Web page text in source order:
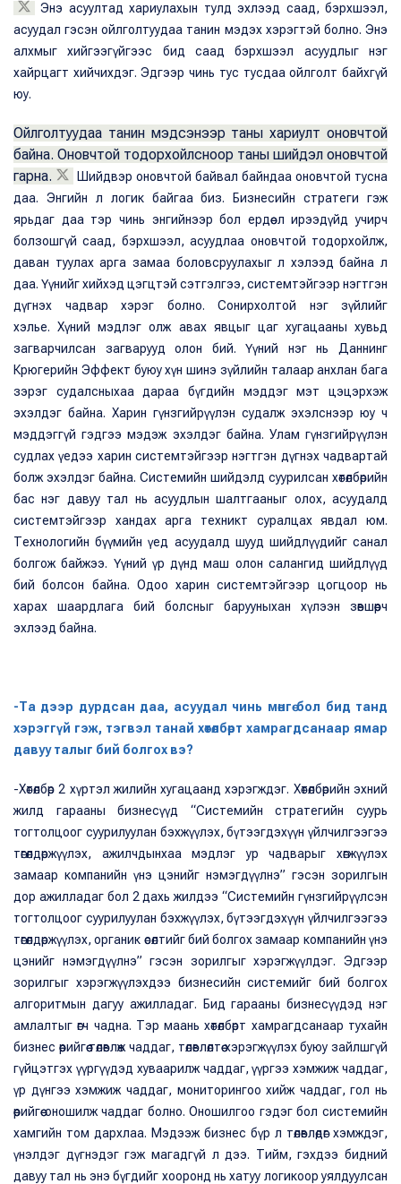
Энэ асуултад хариулахын тулд эхлээд саад, бэрхшээл,
асуудал гэсэн ойлголтуудаа танин мэдэх хэрэгтэй болно. Энэ
алхмыг хийгээгүйгээс бид саад бэрхшээл асуудлыг нэг
хайрцагт хийчихдэг. Эдгээр чинь тус тусдаа ойлголт байхгүй
юу.
Ойлголтуудаа танин мэдсэнээр таны хариулт оновчтой
байна. Оновчтой тодорхойлсноор таны шийдэл оновчтой
гарна.
Шийдвэр оновчтой байвал байндаа оновчтой тусна
даа. Энгийн л логик байгаа биз. Бизнесийн стратеги гэж
ярьдаг даа тэр чинь энгийнээр бол ердөө л ирээдүйд учирч
болзошгүй саад, бэрхшээл, асуудлаа оновчтой тодорхойлж,
даван туулах арга замаа боловсруулахыг л хэлээд байна л
даа. Үүнийг хийхэд цэгцтэй сэтгэлгээ, системтэйгээр нэгтгэн
дүгнэх чадвар хэрэг болно. Сонирхолтой нэг зүйлийг
хэлье. Хүний мэдлэг олж авах явцыг цаг хугацааны хувьд
загварчилсан загварууд олон бий. Үүний нэг нь Даннинг
Крюгерийн Эффект буюу хүн шинэ зүйлийн талаар анхлан бага
зэрэг судалсныхаа дараа бүгдийн мэддэг мэт цэцэрхэж
эхэлдэг байна. Харин гүнзгийрүүлэн судалж эхэлснээр юу ч
мэддэггүй гэдгээ мэдэж эхэлдэг байна. Улам гүнзгийрүүлэн
судлах үедээ харин системтэйгээр нэгтгэн дүгнэх чадвартай
болж эхэлдэг байна. Системийн шийдэлд суурилсан хөтөлбөрийн
бас нэг давуу тал нь асуудлын шалтгааныг олох, асуудалд
системтэйгээр хандах арга техникт суралцах явдал юм.
Технологийн бүүмийн үед асуудалд шууд шийдлүүдийг санал
болгож байжээ. Үүний үр дүнд маш олон салангид шийдлүүд
бий болсон байна. Одоо харин системтэйгээр цогцоор нь
харах шаардлага бий болсныг барууныхан хүлээн зөвшөөрч
эхлээд байна.
-Та дээр дурдсан даа, асуудал чинь мөнгө бол бид танд
хэрэггүй гэж, тэгвэл танай хөтөлбөрт хамрагдсанаар ямар
давуу талыг бий болгох вэ?
-Хөтөлбөр 2 хүртэл жилийн хугацаанд хэрэгждэг. Хөтөлбөрийн эхний
жилд гарааны бизнесүүд “Системийн стратегийн суурь
тогтолцоог суурилуулан бэхжүүлэх, бүтээгдэхүүн үйлчилгээгээ
төгөлдөржүүлэх, ажилчдынхаа мэдлэг ур чадварыг хөгжүүлэх
замаар компанийн үнэ цэнийг нэмэгдүүлнэ” гэсэн зорилгын
дор ажилладаг бол 2 дахь жилдээ “Системийн гүнзгийрүүлсэн
тогтолцоог суурилуулан бэхжүүлэх, бүтээгдэхүүн үйлчилгээгээ
төгөлдөржүүлэх, органик өсөлтийг бий болгох замаар компанийн үнэ
цэнийг нэмэгдүүлнэ” гэсэн зорилгыг хэрэгжүүлдэг. Эдгээр
зорилгыг хэрэгжүүлэхдээ бизнесийн системийг бий болгох
алгоритмын дагуу ажилладаг. Бид гарааны бизнесүүдэд нэг
амлалтыг өгч чадна. Тэр маань хөтөлбөрт хамрагдсанаар тухайн
бизнес өөрийгөө төлөвлөж чаддаг, төлөвлөлтөө хэрэгжүүлэх буюу зайлшгүй
гүйцэтгэх үүргүүдэд хуваарилж чаддаг, үүргээ хэмжиж чаддаг,
үр дүнгээ хэмжиж чаддаг, мониторингоо хийж чаддаг, гол нь
өөрийгөө оношилж чаддаг болно. Оношилгоо гэдэг бол системийн
хамгийн том дархлаа. Мэдээж бизнес бүр л төлөвлөдөг хэмждэг,
үнэлдэг дүгнэдэг гэж магадгүй л дээ. Тийм, гэхдээ бидний
давуу тал нь энэ бүгдийг хооронд нь хатуу логикоор уялдуулсан